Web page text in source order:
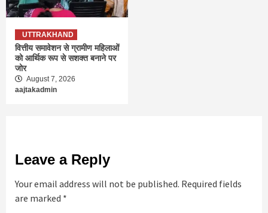
UTTRAKHAND
वित्तीय समावेशन से ग्रामीण महिलाओं
को आर्थिक रूप से सशक्त बनाने पर
जोर
August 7, 2026
aajtakadmin
Leave a Reply
Your email address will not be published. Required fields
are marked *